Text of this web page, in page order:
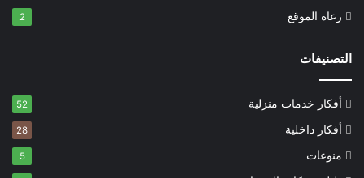
رعاة الموقع 2
التصنيفات
أفكار خدمات منزلية 52
أفكار داخلية 28
منوعات 5